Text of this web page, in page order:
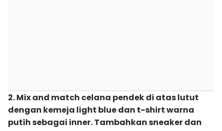
2. Mix and match celana pendek di atas lutut
dengan kemeja light blue dan t-shirt warna
putih sebagai inner. Tambahkan sneaker dan